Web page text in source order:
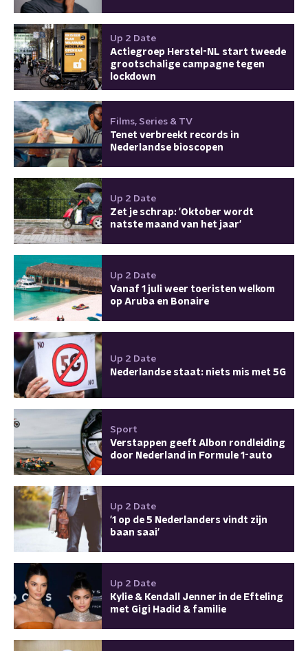
Up 2 Date
Actiegroep Herstel-NL start tweede
grootschalige campagne tegen
lockdown
Films, Series & TV
Tenet verbreekt records in
Nederlandse bioscopen
Up 2 Date
Zet je schrap: 'Oktober wordt
natste maand van het jaar'
Up 2 Date
Vanaf 1 juli weer toeristen welkom
op Aruba en Bonaire
Up 2 Date
Nederlandse staat: niets mis met 5G
Sport
Verstappen geeft Albon rondleiding
door Nederland in Formule 1-auto
Up 2 Date
'1 op de 5 Nederlanders vindt zijn
baan saai'
Up 2 Date
Kylie & Kendall Jenner in de Efteling
met Gigi Hadid & familie